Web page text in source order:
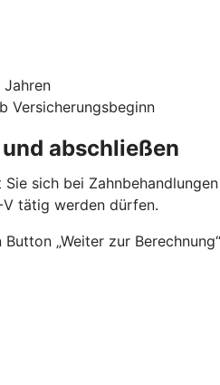
Jahren
Versicherungsbeginn
abschließen
sich bei
tätig werden dürfen.
„Weiter zur